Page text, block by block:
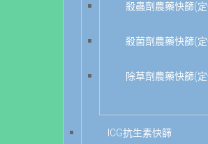
殺蟲劑農藥快篩(
殺菌劑農藥快篩(
除草劑農藥快篩(
ICG抗生素快篩